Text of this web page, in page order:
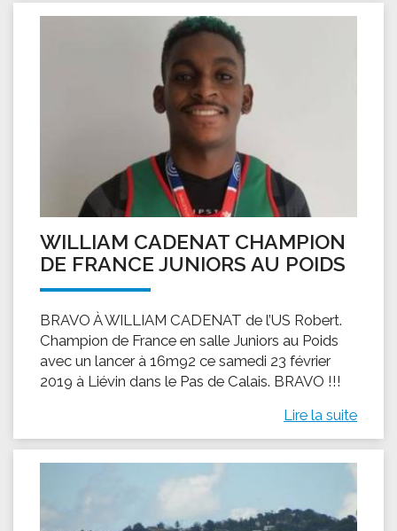
WILLIAM CADENAT CHAMPION
DE FRANCE JUNIORS AU POIDS
BRAVO À WILLIAM CADENAT de l’US Robert.
Champion de France en salle Juniors au Poids
avec un lancer à 16m92 ce samedi 23 février
2019 à Liévin dans le Pas de Calais. BRAVO !!!
Lire la suite